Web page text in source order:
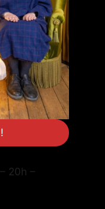
20h –